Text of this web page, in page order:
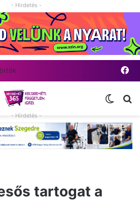
- Hirdetés -
- Hirdetés -
tartogat a